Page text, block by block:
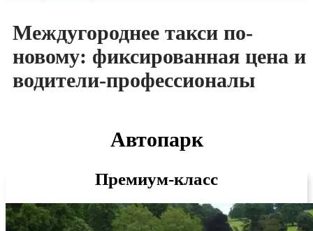
Междугороднее такси по-
новому: фиксированная цена и
водители-профессионалы
Автопарк
Премиум-класс